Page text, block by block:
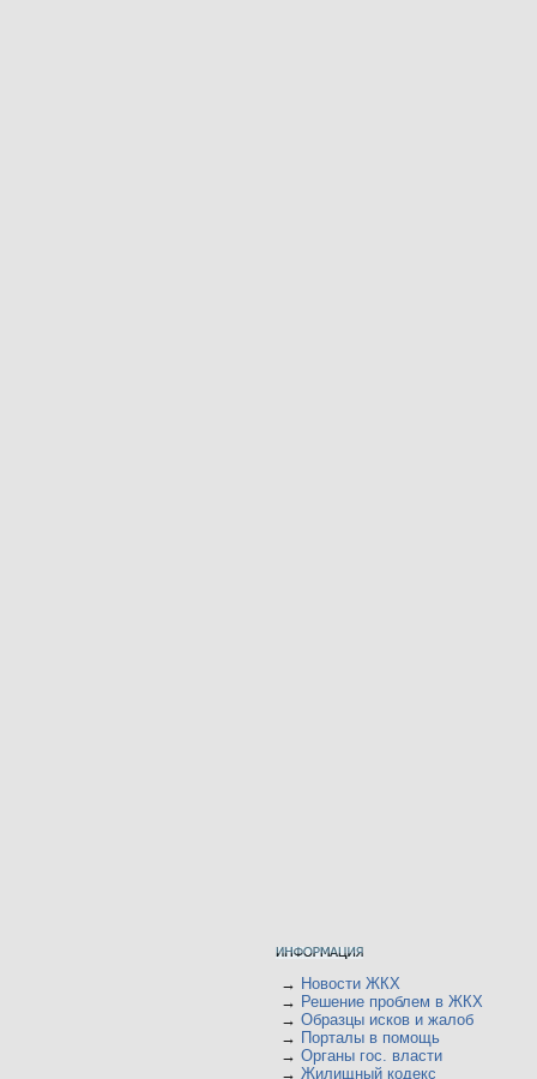
→ Новости ЖКХ
→ Решение проблем в ЖКХ
→ Образцы исков и жалоб
→ Порталы в помощь
→ Органы гос. власти
→ Жилищный кодекс